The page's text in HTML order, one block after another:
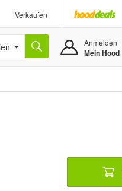
Verkaufen
Anmelden
Mein Hood